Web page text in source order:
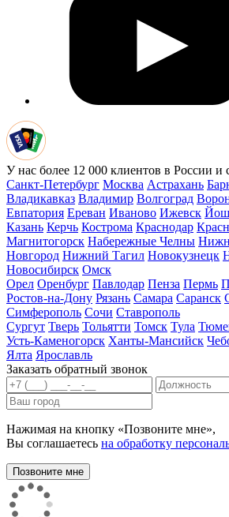
У нас более 12 000 клиентов в России и
Санкт-Петербург Москва Астрахань
Владикавказ Владимир Волгоград
Евпатория Ереван Иваново Ижевск
Казань Керчь Кострома Краснодар
Магнитогорск Набережные Челны
Новгород Нижний Тагил Новокузнецк
Новосибирск Омск
Орел Оренбург Павлодар Пенза Пермь
Ростов-на-Дону Рязань Самара Саранск
Симферополь Сочи Ставрополь
Сургут Тверь Тольятти Томск Тула
Усть-Каменогорск Ханты-Мансийск
Ялта Ярославль
Заказать обратный звонок
Нажимая на кнопку «Позвоните мне»,
Вы соглашаетесь на обработку